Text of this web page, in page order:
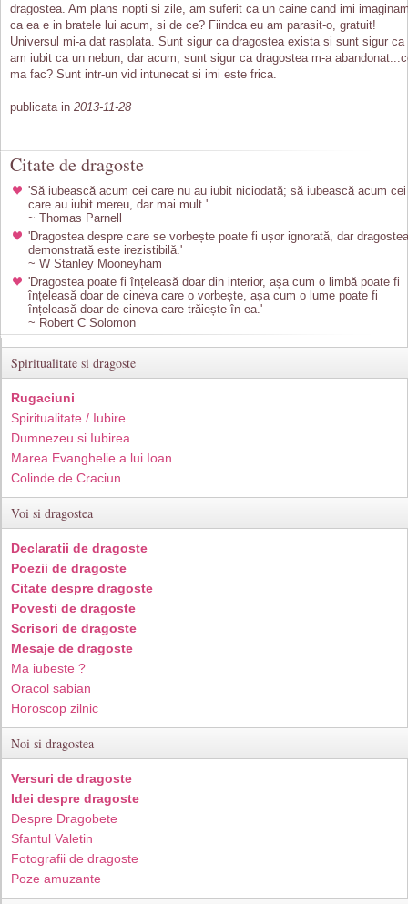
dragostea. Am plans nopti si zile, am suferit ca un caine cand imi
ca ea e in bratele lui acum, si de ce? Fiindca eu am parasit-o, gratuit!
Universul mi-a dat rasplata. Sunt sigur ca dragostea exista si sunt sigur ca
am iubit ca un nebun, dar acum, sunt sigur ca dragostea m-a
ma fac? Sunt intr-un vid intunecat si imi este frica.
publicata in 2013-11-28
Citate de dragoste
'Să iubească acum cei care nu au iubit niciodată; să iubească acum cei
care au iubit mereu, dar mai mult.'
~ Thomas Parnell
'Dragostea despre care se vorbește poate fi ușor ignorată, dar dragostea
demonstrată este irezistibilă.'
~ W Stanley Mooneyham
'Dragostea poate fi înțeleasă doar din interior, așa cum o limbă poate fi
înțeleasă doar de cineva care o vorbește, așa cum o lume poate fi
înțeleasă doar de cineva care trăiește în ea.'
~ Robert C Solomon
Spiritualitate si dragoste
Rugaciuni
Spiritualitate / Iubire
Dumnezeu si Iubirea
Marea Evanghelie a lui Ioan
Colinde de Craciun
Voi si dragostea
Declaratii de dragoste
Poezii de dragoste
Citate despre dragoste
Povesti de dragoste
Scrisori de dragoste
Mesaje de dragoste
Ma iubeste ?
Oracol sabian
Horoscop zilnic
Noi si dragostea
Versuri de dragoste
Idei despre dragoste
Despre Dragobete
Sfantul Valetin
Fotografii de dragoste
Poze amuzante